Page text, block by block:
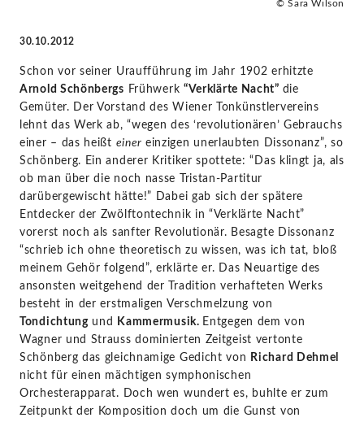
KlassikAkzente
by
STAGE+
© Sara Wilson
30.10.2012
Schon vor seiner Uraufführung im Jahr 1902 erhitzte
Arnold Schönbergs Frühwerk “Verklärte Nacht” die
Gemüter. Der Vorstand des Wiener Tonkünstlervereins
lehnt das Werk ab, “wegen des ‘revolutionären’ Gebrauchs
einer – das heißt einer einzigen unerlaubten Dissonanz”, so
Schönberg. Ein anderer Kritiker spottete: “Das klingt ja, als
ob man über die noch nasse Tristan-Partitur
darübergewischt hätte!” Dabei gab sich der spätere
Entdecker der Zwölftontechnik in “Verklärte Nacht”
vorerst noch als sanfter Revolutionär. Besagte Dissonanz
“schrieb ich ohne theoretisch zu wissen, was ich tat, bloß
meinem Gehör folgend”, erklärte er. Das Neuartige des
ansonsten weitgehend der Tradition verhafteten Werks
besteht in der erstmaligen Verschmelzung von
Tondichtungund Kammermusik. Entgegen dem von
Wagner und Strauss dominierten Zeitgeist vertonte
Schönberg das gleichnamige Gedicht von
Richard Dehmel
nicht für einen mächtigen symphonischen
Orchesterapparat. Doch wen wundert es, buhlte er zum
Zeitpunkt der Komposition doch um die Gunst von